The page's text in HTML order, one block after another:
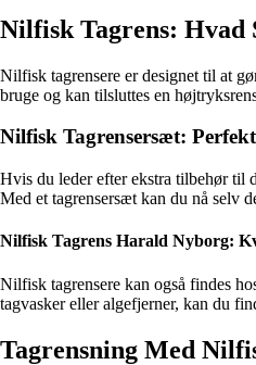
Nilfisk Tagrens: Hvad
Nilfisk tagrensere er designet til at
bruge og kan tilsluttes en
Nilfisk Tagrensersæt:
Hvis du leder efter ekstra tilbehør til
Med et tagrensersæt kan du nå selv
Nilfisk Tagrens Harald Nyborg:
Nilfisk tagrensere kan også findes
tagvasker eller algefjerner, kan du
Tagrensning Med